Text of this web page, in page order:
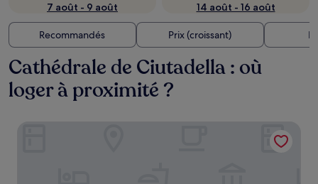
7 août - 9 août
14 août - 16 août
Recommandés Prix (croissant)
Cathédrale de Ciutadella : où
loger à proximité ?